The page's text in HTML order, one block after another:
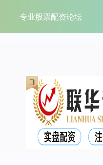
专业股票配资论坛